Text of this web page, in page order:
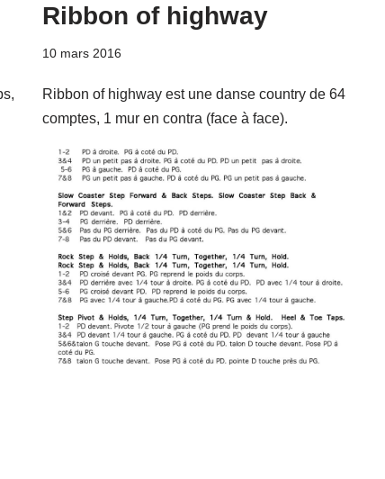
Ribbon of highway
10 mars 2016
Ribbon of highway est une danse country de 64
comptes, 1 mur en contra (face à face).